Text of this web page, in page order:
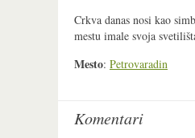
Crkva danas nosi kao
mestu imale svoja
Mesto: Petrovaradin
Komentari